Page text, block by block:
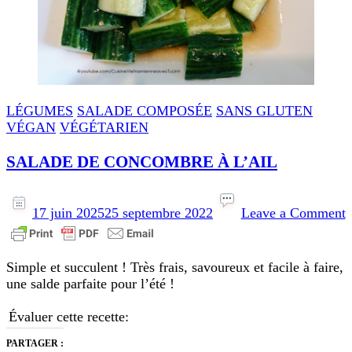
LÉGUMES SALADE COMPOSÉE SANS GLUTEN
VÉGAN VÉGÉTARIEN
SALADE DE CONCOMBRE À L’AIL
17 juin 202525 septembre 2022 Leave a Comment
Simple et succulent ! Très frais, savoureux et facile à faire,
une salde parfaite pour l’été !
Évaluer cette recette:
PARTAGER :